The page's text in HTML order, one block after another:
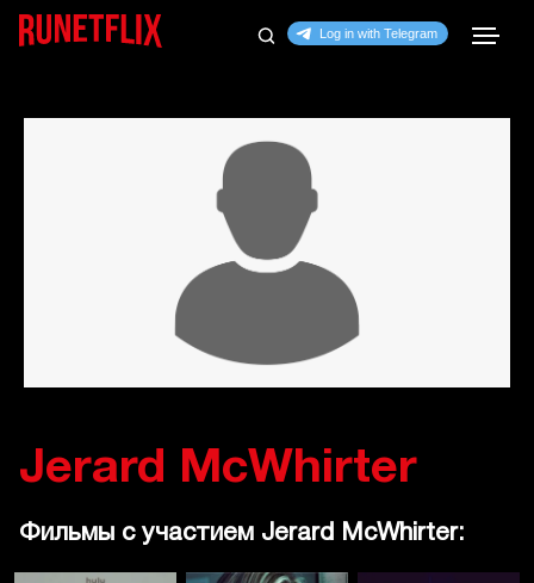
Jerard McWhirter
Фильмы с участием Jerard McWhirter: